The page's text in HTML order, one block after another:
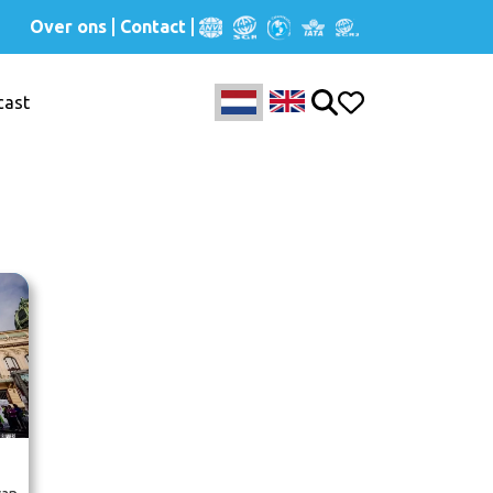
Over ons Contact